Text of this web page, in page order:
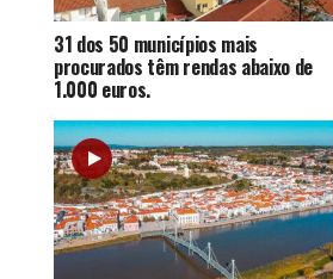
31 dos 50 municípios mais
procurados têm rendas abaixo de
1.000 euros.